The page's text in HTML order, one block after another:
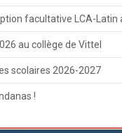
facultative LCA-Latin
au collège de Vittel
scolaires 2026-2027
!